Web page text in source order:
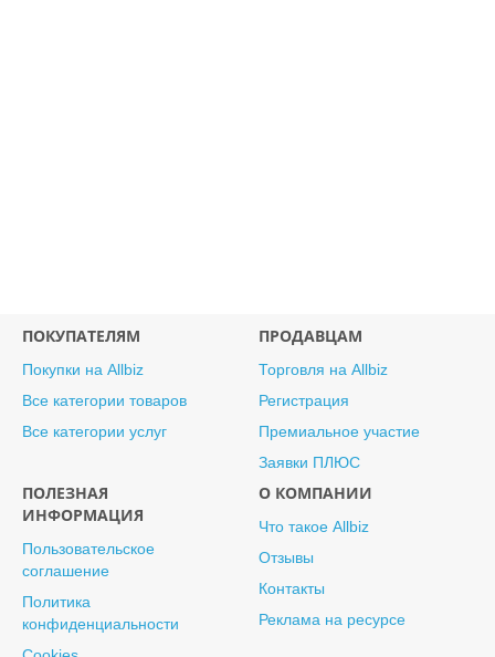
ПОКУПАТЕЛЯМ
Покупки на Allbiz
Все категории товаров
Все категории услуг
ПРОДАВЦАМ
Торговля на Allbiz
Регистрация
Премиальное участие
Заявки ПЛЮС
ПОЛЕЗНАЯ
ИНФОРМАЦИЯ
Пользовательское
соглашение
Политика
конфиденциальности
О КОМПАНИИ
Что такое Allbiz
Отзывы
Контакты
Реклама на ресурсе